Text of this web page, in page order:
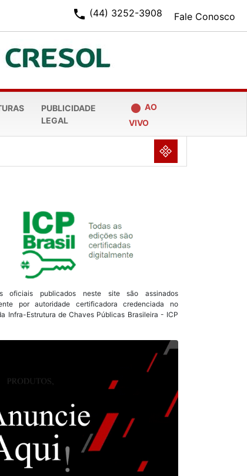
Fale Conosco
phone (44) 3252-3908
PUBLICIDADE
LEGAL
fiber_manual_record AO
VIVO
NULL
oficiais publicados neste site são assinados
por autoridade certificadora credenciada no
Infra-Estrutura de Chaves Públicas Brasileira - ICP